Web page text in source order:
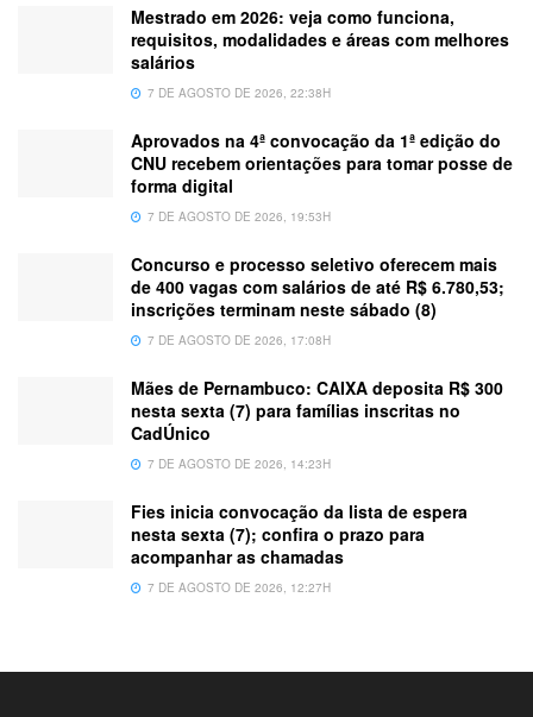
Mestrado em 2026: veja como funciona,
requisitos, modalidades e áreas com melhores
salários
7 DE AGOSTO DE 2026, 22:38H
Aprovados na 4ª convocação da 1ª edição do
CNU recebem orientações para tomar posse de
forma digital
7 DE AGOSTO DE 2026, 19:53H
Concurso e processo seletivo oferecem mais
de 400 vagas com salários de até R$ 6.780,53;
inscrições terminam neste sábado (8)
7 DE AGOSTO DE 2026, 17:08H
Mães de Pernambuco: CAIXA deposita R$ 300
nesta sexta (7) para famílias inscritas no
CadÚnico
7 DE AGOSTO DE 2026, 14:23H
Fies inicia convocação da lista de espera
nesta sexta (7); confira o prazo para
acompanhar as chamadas
7 DE AGOSTO DE 2026, 12:27H